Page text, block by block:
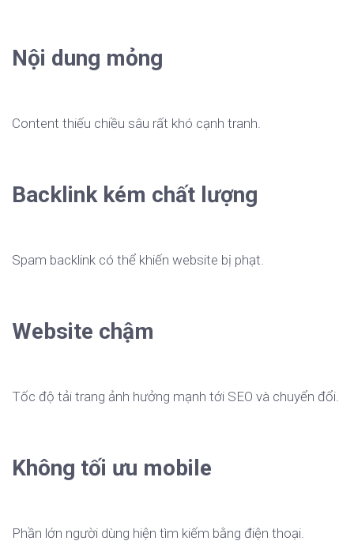
Nội dung mỏng
Content thiếu chiều sâu rất khó cạnh tranh.
Backlink kém chất lượng
Spam backlink có thể khiến website bị phạt.
Website chậm
Tốc độ tải trang ảnh hưởng mạnh tới SEO và chuyển đổi.
Không tối ưu mobile
Phần lớn người dùng hiện tìm kiếm bằng điện thoại.